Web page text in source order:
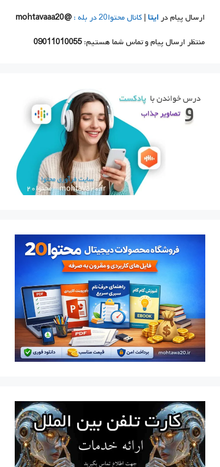
ارسال پیام درایتا |کانال محتوا20 در بله :
@mohtavaaa20
منتظر ارسال پیام و تماس شما هستیم:09011010055